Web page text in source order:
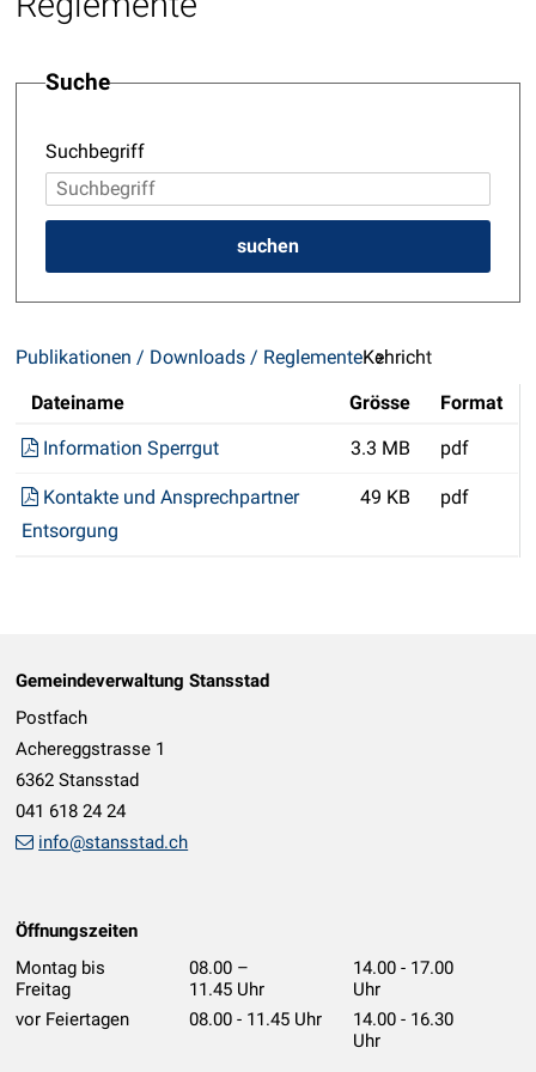
Suche
Suchbegriff
suchen
Publikationen / Downloads / ReglementeKehricht
Dateiname
Grösse
Format
Information Sperrgut
3.3 MB pdf
Kontakte und Ansprechpartner
Entsorgung
49 KB pdf
Gemeindeverwaltung Stansstad
Postfach
Achereggstrasse 1
6362 Stansstad
041 618 24 24
info@stansstad.ch
Öffnungszeiten
Montag bis
Freitag
08.00 –
11.45 Uhr
14.00 - 17.00
Uhr
vor Feiertagen
08.00 - 11.45 Uhr
14.00 - 16.30
Uhr